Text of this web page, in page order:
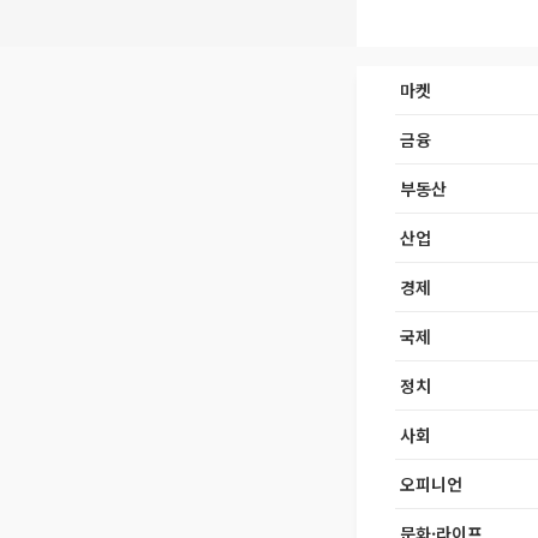
마켓
금융
부동산
산업
경제
국제
정치
사회
오피니언
문화·라이프